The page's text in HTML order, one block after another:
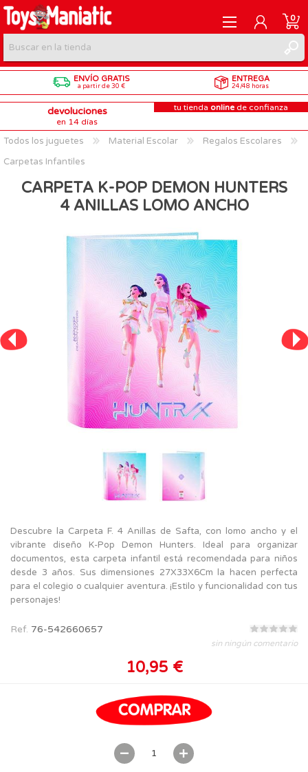
REGISTRARME
INICIAR SESIÓN
0
ENVÍO GRATIS
a partir de 30 €
ENTREGA
24/48 horas
devoluciones
en 14 días
tu tienda online de confianza
Todos los juguetes Material Escolar
Regalos Escolares
Carpetas Infantiles
CARPETA K-POP DEMON HUNTERS
4 ANILLAS LOMO ANCHO
Descubre la Carpeta F. 4 Anillas de Safta, con lomo ancho y el
vibrante diseño K-Pop Demon Hunters. Ideal para organizar
documentos, esta carpeta infantil está recomendada para niños
desde 3 años. Sus dimensiones 27X33X6Cm la hacen perfecta
para el colegio o cualquier aventura. ¡Estilo y funcionalidad con tus
personajes!
Ref. 76-542660657
sin ningún comentario
10,95 €